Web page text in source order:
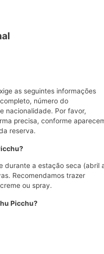
as seguintes informações
número do
nacionalidade. Por favor,
precisa, conforme
reserva.
durante a estação seca (abril
Recomendamos trazer
ou spray.
Picchu?